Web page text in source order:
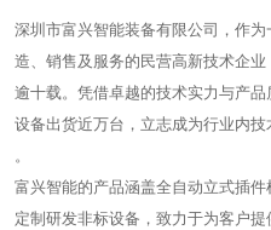
深圳市富兴智能装备有限公司，作
造、销售及服务的民营高新技术企
逾十载。凭借卓越的技术实力与产
设备出货近万台，立志成为行业内
。
富兴智能的产品涵盖全自动立式插件
定制研发非标设备，致力于为客户